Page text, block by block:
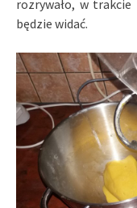
rozrywało, w trakcie
będzie widać.